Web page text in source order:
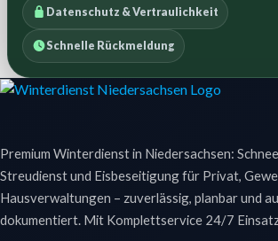
Datenschutz & Vertraulichkeit
Schnelle Rückmeldung
Premium Winterdienst in Niedersachsen:
Streudienst und Eisbeseitigung für Privat,
Hausverwaltungen – zuverlässig, planbar und
dokumentiert. Mit Komplettservice 24/7